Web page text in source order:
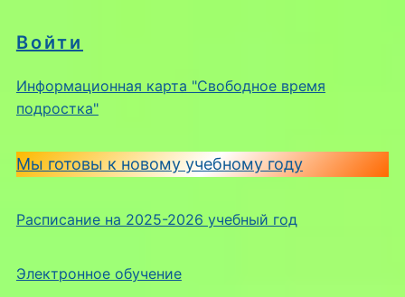
Войти
Информационная карта "Свободное время
подростка"
Мы готовы к новому учебному году
Расписание на 2025-2026 учебный год
Электронное обучение